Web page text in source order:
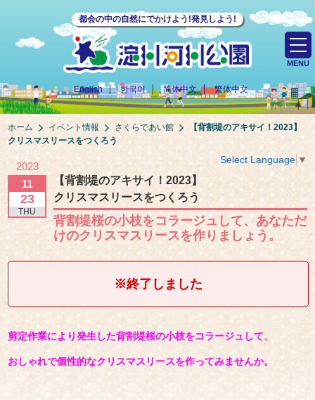
都会の中の自然にでかけよう!発見しよう!
English 한국어 简体中文 繁体中文
MENU
ホーム イベント情報 さくらであい館
【背割堤のアキサイ！2023】
クリスマスリースをつくろう
Select Language ▼
2023
11
23
THU
【背割堤のアキサイ！2023】
クリスマスリースをつくろう
背割堤桜の小枝をコラージュして、あなただ
けのクリスマスリースを作りましょう。
※終了しました
剪定作業により発生した背割堤桜の小枝をコラージュして、
おしゃれで個性的なクリスマスリースを作ってみませんか。